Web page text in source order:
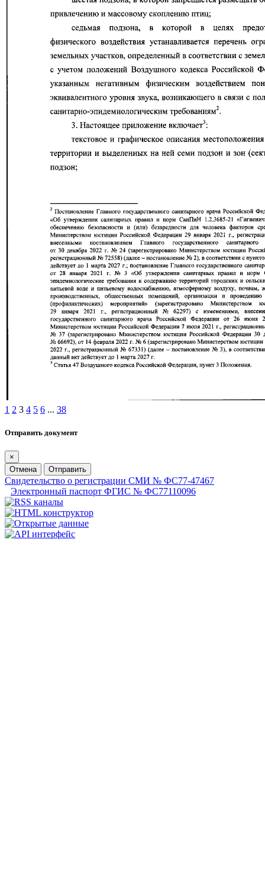
1 2 3 4 5 6 ... 38
Отправить документ
×
Отмена
Отправить
Свидетельство о регистрации СМИ № ФС77-47467
Электронный паспорт ФГИС № ФС77110096